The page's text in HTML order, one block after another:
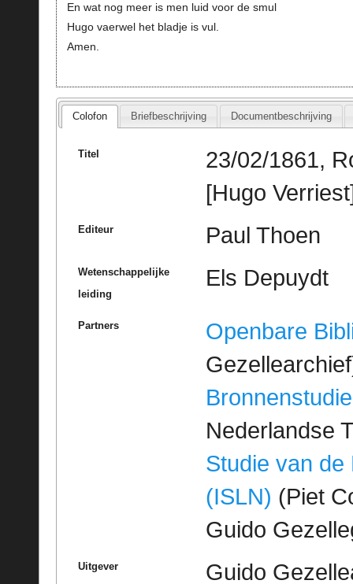
En wat nog meer is men luid voor de smul
Hugo vaerwel het bladje is vul.
Amen.
Colofon Briefbeschrijving Documentbeschrijving
Titel
23/02/1861,
[Hugo
Editeur Paul Thoen
Wetenschappelijke
leiding
Els Depuydt
Partners
Openbare
Bronnenstudie
Nederlandse
Studie van de
(ISLN) (Piet
Guido
Uitgever Guido